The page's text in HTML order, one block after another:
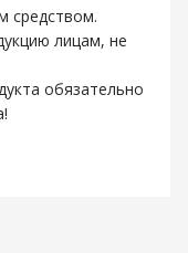
средством.
лицам, не
обязательно